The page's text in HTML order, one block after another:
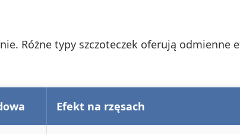
Różne typy szczoteczek oferują odmienne
Efekt na rzęsach